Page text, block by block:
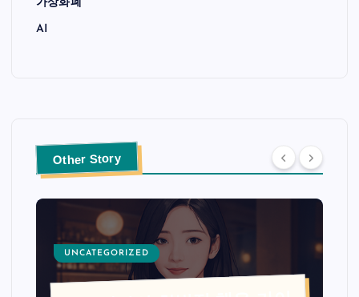
가상화폐
AI
Other Story
UNCATEGORIZED